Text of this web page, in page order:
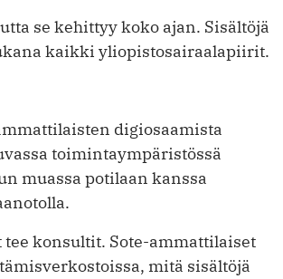
se kehittyy koko ajan. Sisältöjä
kaikki yliopistosairaalapiirit.
digiosaamista
toimintaympäristössä
­muassa potilaan kanssa
tee konsultit. Sote-ammattilaiset
mitä sisältöjä